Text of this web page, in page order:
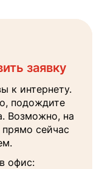
выбором тура
вопросы.
на
заявку
к интернету.
подождите
Возможно, на
сейчас
офис: